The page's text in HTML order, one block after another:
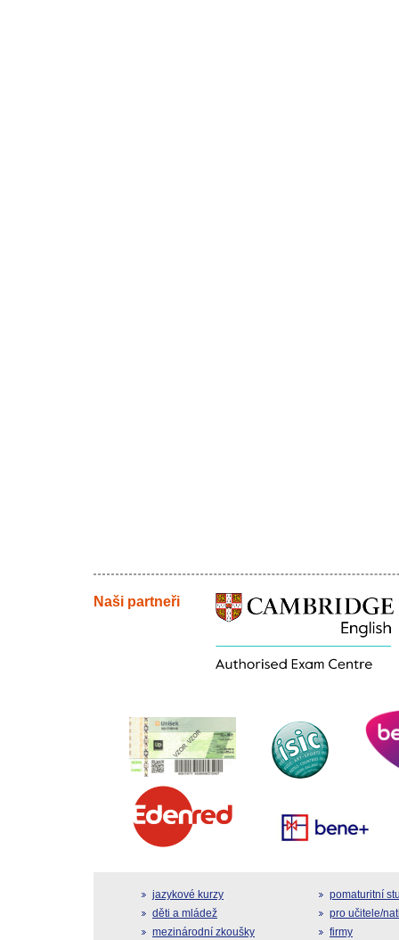
Naši partneři
jazykové kurzy
děti a mládež
mezinárodní zkoušky
pomaturitní
pro učitele/
firmy